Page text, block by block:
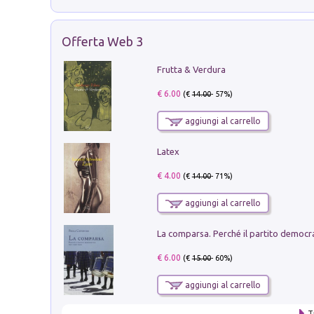
Offerta Web 3
Frutta & Verdura
€ 6.00 (€14.00- 57%)
aggiungi al carrello
Latex
€ 4.00 (€14.00- 71%)
aggiungi al carrello
€ 6.00 (€15.00- 60%)
aggiungi al carrello